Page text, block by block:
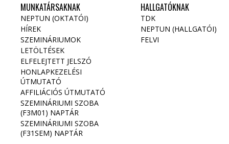
MUNKATÁRSAKNAK
NEPTUN (OKTATÓI)
HÍREK
SZEMINÁRIUMOK
LETÖLTÉSEK
ELFELEJTETT JELSZÓ
HONLAPKEZELÉSI
ÚTMUTATÓ
AFFILIÁCIÓS ÚTMUTATÓ
SZEMINÁRIUMI SZOBA
(F3M01) NAPTÁR
SZEMINÁRIUMI SZOBA
(F31SEM) NAPTÁR
HALLGATÓKNAK
TDK
NEPTUN (HALLGATÓI)
FELVI